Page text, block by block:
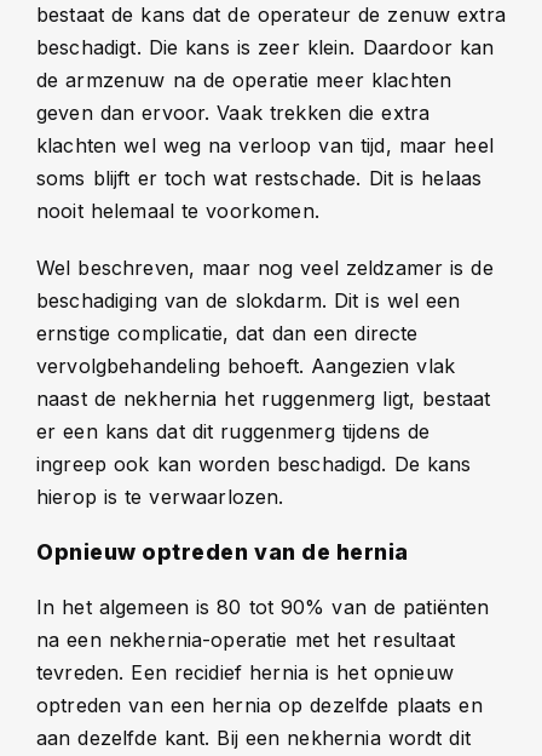
bestaat de kans dat de operateur de zenuw extra
beschadigt. Die kans is zeer klein. Daardoor kan
de armzenuw na de operatie meer klachten
geven dan ervoor. Vaak trekken die extra
klachten wel weg na verloop van tijd, maar heel
soms blijft er toch wat restschade. Dit is helaas
nooit helemaal te voorkomen.
Wel beschreven, maar nog veel zeldzamer is de
beschadiging van de slokdarm. Dit is wel een
ernstige complicatie, dat dan een directe
vervolgbehandeling behoeft. Aangezien vlak
naast de nekhernia het ruggenmerg ligt, bestaat
er een kans dat dit ruggenmerg tijdens de
ingreep ook kan worden beschadigd. De kans
hierop is te verwaarlozen.
Opnieuw optreden van de hernia
In het algemeen is 80 tot 90% van de patiënten
na een nekhernia-operatie met het resultaat
tevreden. Een recidief hernia is het opnieuw
optreden van een hernia op dezelfde plaats en
aan dezelfde kant. Bij een nekhernia wordt dit